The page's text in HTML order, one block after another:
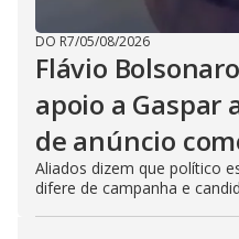
DO R7/05/08/2026
Flávio
apoio a Gaspar
de anúncio
Aliados dizem que político
difere de campanha e